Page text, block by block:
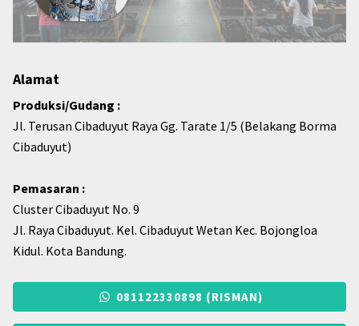
Alamat
Produksi/Gudang :
Jl. Terusan Cibaduyut Raya Gg. Tarate 1/5 (Belakang Borma
Cibaduyut)
Pemasaran :
Cluster Cibaduyut No. 9
Jl. Raya Cibaduyut. Kel. Cibaduyut Wetan Kec. Bojongloa
Kidul. Kota Bandung.
081122330898 (RISMAN)